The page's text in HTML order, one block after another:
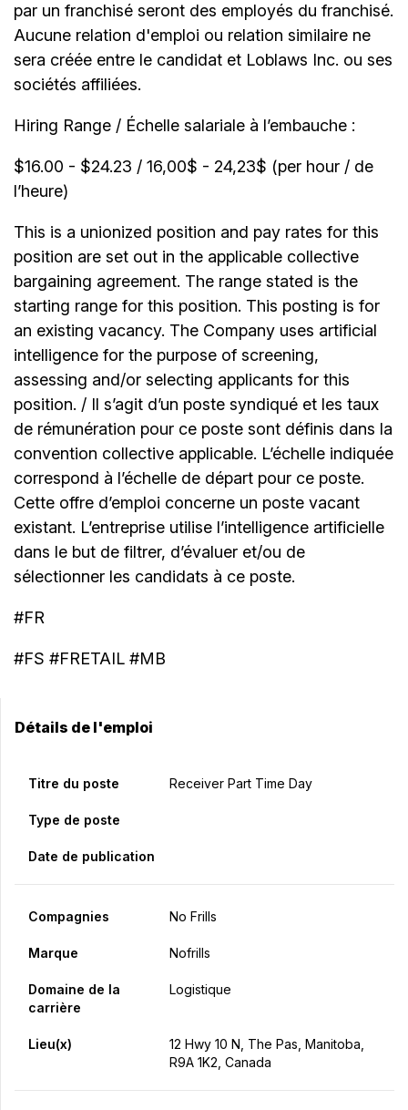
par un franchisé seront des employés du franchisé.
Aucune relation d'emploi ou relation similaire ne
sera créée entre le candidat et Loblaws Inc. ou ses
sociétés affiliées.
Hiring Range / Échelle salariale à l’embauche :
$16.00 - $24.23 / 16,00$ - 24,23$ (per hour / de
l’heure)
This is a unionized position and pay rates for this
position are set out in the applicable collective
bargaining agreement. The range stated is the
starting range for this position. This posting is for
an existing vacancy. The Company uses artificial
intelligence for the purpose of screening,
assessing and/or selecting applicants for this
position. / Il s’agit d’un poste syndiqué et les taux
de rémunération pour ce poste sont définis dans la
convention collective applicable. L’échelle indiquée
correspond à l’échelle de départ pour ce poste.
Cette offre d’emploi concerne un poste vacant
existant. L’entreprise utilise l’intelligence artificielle
dans le but de filtrer, d’évaluer et/ou de
sélectionner les candidats à ce poste.
#FR
#FS #FRETAIL #MB
Détails de l'emploi
Titre du poste Receiver Part Time Day
Type de poste
Date de publication
Compagnies No Frills
Marque Nofrills
Domaine de la
carrière
Logistique
Lieu(x)
12 Hwy 10 N, The Pas, Manitoba,
R9A 1K2, Canada